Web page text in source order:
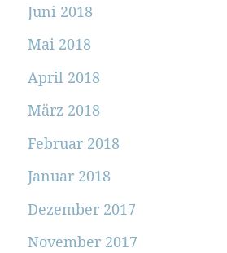
Juni 2018
Mai 2018
April 2018
März 2018
Februar 2018
Januar 2018
Dezember 2017
November 2017